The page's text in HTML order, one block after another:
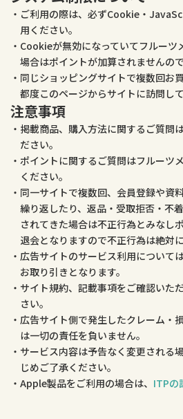
ご利用の際は、必ずCookie・
用ください。
Cookieが無効になっていてフルーツ
場合はポイントが加算されませんの
同じショッピングサイトで複数回お
都度このページからサイトに訪問して
注意事項
掲載商品、購入方法に関するご質問
ださい。
ポイントに関するご質問はフルーツ
ください。
同一サイトで複数回、会員登録や資
繰り返したり、返品・受取拒否・不
されてきた場合は不正行為とみなし
退会となりますので不正行為は絶対
広告サイトのサービス利用について
お取り引きとなります。
サイト規約、記載事項をご確認いた
さい。
広告サイト側で発生したクレーム・
は一切の責任を負いません。
サービス内容は予告なく変更される
じめご了承ください。
Apple製品をご利用の場合は、 ITPの